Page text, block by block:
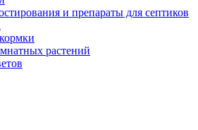
и препараты для септиков
растений